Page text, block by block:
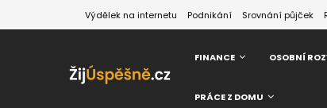
Výdělek na internetu Podnikání Srovnání půjček
FINANCE OSOBNÍ
PRÁCE Z DOMU